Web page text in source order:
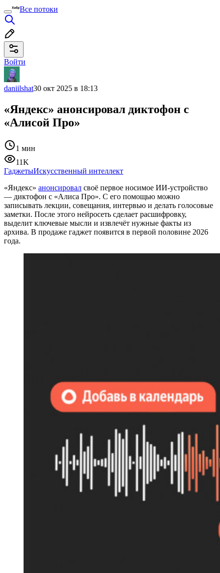
Все потоки
Войти
daniilshat30 окт 2025 в 18:13
«Яндекс» анонсировал диктофон с
«Алисой Про»
1 мин
11K
ГаджетыИскусственный интеллект
«Яндекс» анонсировал своё первое носимое ИИ-устройство
— диктофон с «Алиса Про». С его помощью можно
записывать лекции, совещания, интервью и делать голосовые
заметки. После этого нейросеть сделает расшифровку,
выделит ключевые мысли и извлечёт нужные факты из
архива. В продаже гаджет появится в первой половине 2026
года.